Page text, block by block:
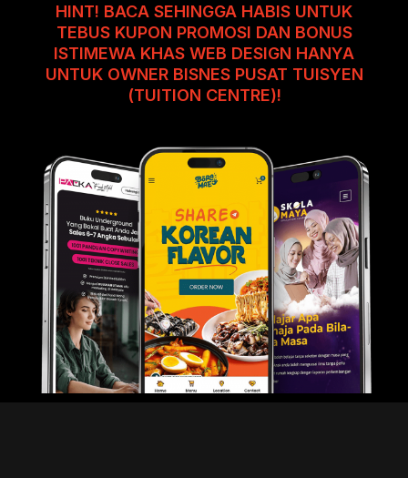
HINT! BACA SEHINGGA HABIS UNTUK
TEBUS KUPON PROMOSI DAN BONUS
ISTIMEWA KHAS WEB DESIGN HANYA
UNTUK OWNER BISNES PUSAT TUISYEN
(TUITION CENTRE)!